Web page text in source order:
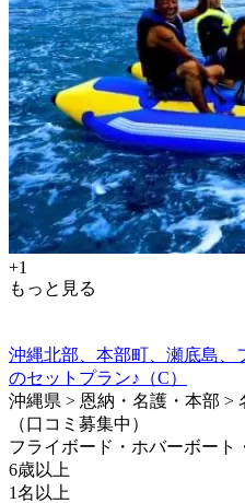
+1
もっと見る
沖縄北部、本部町、瀬底島、
のセットプラン♪（C）
沖縄県 > 恩納・名護・本部 >
（口コミ募集中）
フライボード・ホバーボート
6歳以上
1名以上